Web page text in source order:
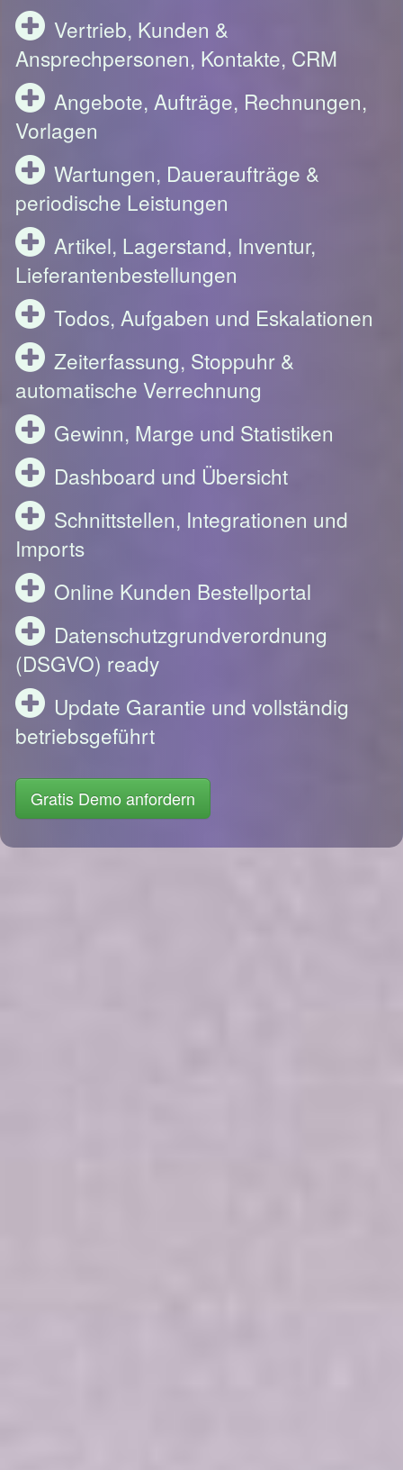
Vertrieb, Kunden &
Ansprechpersonen, Kontakte, CRM
Angebote, Aufträge, Rechnungen,
Vorlagen
Wartungen, Daueraufträge &
periodische Leistungen
Artikel, Lagerstand, Inventur,
Lieferantenbestellungen
Todos, Aufgaben und Eskalationen
Zeiterfassung, Stoppuhr &
automatische Verrechnung
Gewinn, Marge und Statistiken
Dashboard und Übersicht
Schnittstellen, Integrationen und
Imports
Online Kunden Bestellportal
Datenschutzgrundverordnung
(DSGVO) ready
Update Garantie und vollständig
betriebsgeführt
Gratis Demo anfordern